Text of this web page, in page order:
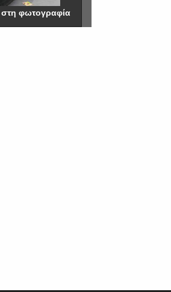
φωτογραφία